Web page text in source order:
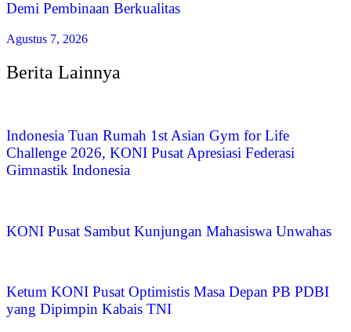
Demi Pembinaan Berkualitas
Agustus 7, 2026
Berita Lainnya
Indonesia Tuan Rumah 1st Asian Gym for Life
Challenge 2026, KONI Pusat Apresiasi Federasi
Gimnastik Indonesia
KONI Pusat Sambut Kunjungan Mahasiswa Unwahas
Ketum KONI Pusat Optimistis Masa Depan PB PDBI
yang Dipimpin Kabais TNI